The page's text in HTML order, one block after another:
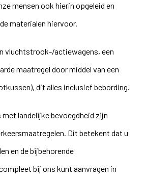
mensen ook hierin opgeleid en
materialen hiervoor.
vluchtstrook-/actiewagens, een
maatregel door middel van een
dit alles inclusief bebording.
met landelijke bevoegdheid zijn
Dit betekent dat u
en de bijbehorende
bij ons kunt aanvragen in